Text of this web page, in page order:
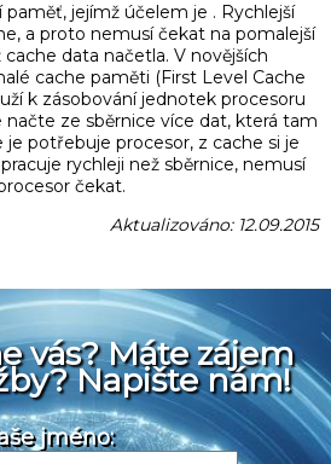
paměť, jejímž účelem je . Rychlejší
a proto nemusí čekat na pomalejší
cache data načetla. V novějších
cache paměti (First Level Cache
k zásobování jednotek procesoru
načte ze sběrnice více dat, která tam
potřebuje procesor, z cache si je
rychleji než sběrnice, nemusí
čekat.
Aktualizováno: 12.09.2015
vás? Máte zájem
Napište nám!
jméno: